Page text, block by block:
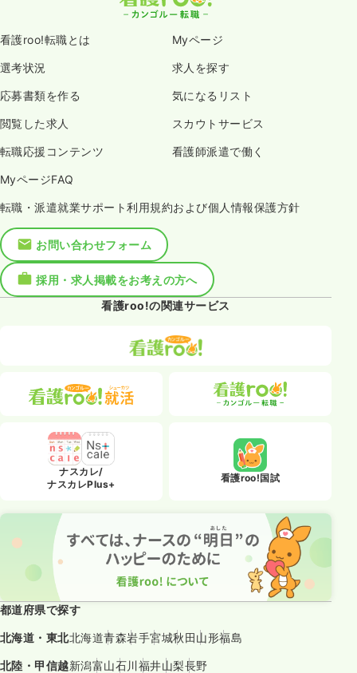
看護roo!転職とは Myページ
選考状況 求人を探す
応募書類を作る 気になるリスト
閲覧した求人 スカウトサービス
転職応援コンテンツ 看護師派遣で働く
MyページFAQ
転職・派遣就業サポート利用規約および個人情報保護方針
お問い合わせフォーム
採用・求人掲載をお考えの方へ
看護roo!の関連サービス
ナスカレ/
ナスカレPlus+
看護roo!国試
都道府県で探す
北海道・東北北海道青森岩手宮城秋田山形福島
北陸・甲信越新潟富山石川福井山梨長野